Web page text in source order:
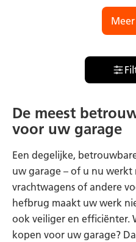
De meest
voor uw garage
Een degelijke,
uw garage – of u nu werkt
vrachtwagens of andere
hefbrug maakt uw werk
ook veiliger en efficiënter.
kopen voor uw garage?